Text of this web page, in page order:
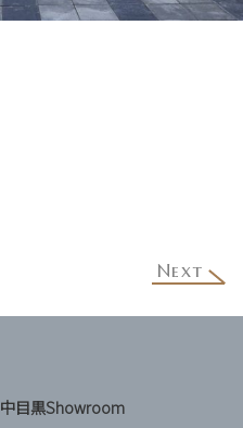
Next
中目黒Showroom